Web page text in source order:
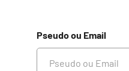
Pseudo ou Email